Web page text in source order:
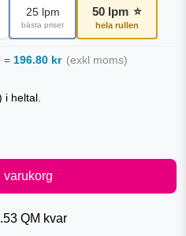
25lpm
bästa priset
50 lpm ⭐
hela rullen
= 196.80 kr (exkl moms)
i heltal.
varukorg
QM kvar